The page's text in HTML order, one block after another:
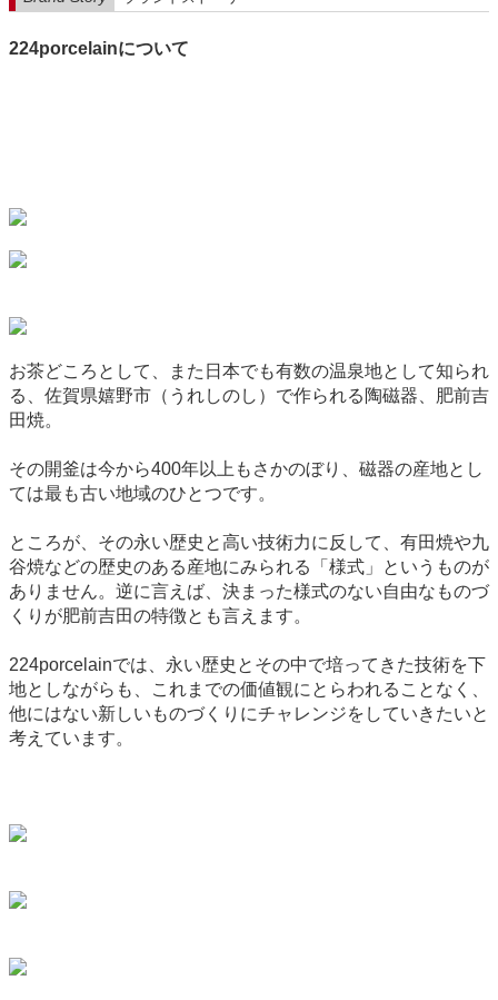
224porcelainについて
お茶どころとして、また日本でも有数の温泉地として知られ
る、佐賀県嬉野市（うれしのし）で作られる陶磁器、肥前吉
田焼。
その開釜は今から400年以上もさかのぼり、磁器の産地とし
ては最も古い地域のひとつです。
ところが、その永い歴史と高い技術力に反して、有田焼や九
谷焼などの歴史のある産地にみられる「様式」というものが
ありません。逆に言えば、決まった様式のない自由なものづ
くりが肥前吉田の特徴とも言えます。
224porcelainでは、永い歴史とその中で培ってきた技術を下
地としながらも、これまでの価値観にとらわれることなく、
他にはない新しいものづくりにチャレンジをしていきたいと
考えています。